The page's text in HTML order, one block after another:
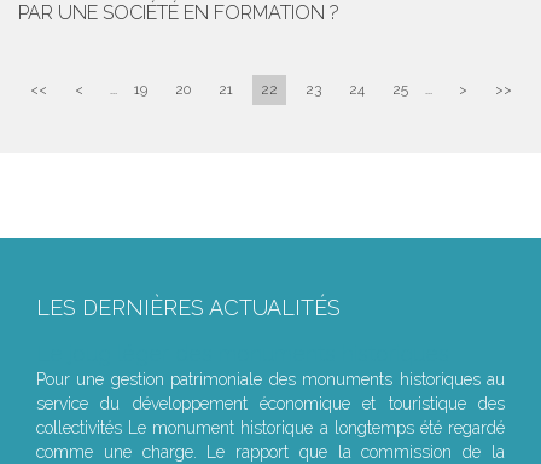
PAR UNE SOCIÉTÉ EN FORMATION ?
<< < ... 19 20 21 22 23 24 25 ... > >>
LES DERNIÈRES ACTUALITÉS
Pour une gestion patrimoniale des monuments historiques au
service du développement économique et touristique des
collectivités Le monument historique a longtemps été regardé
comme une charge. Le rapport que la commission de la